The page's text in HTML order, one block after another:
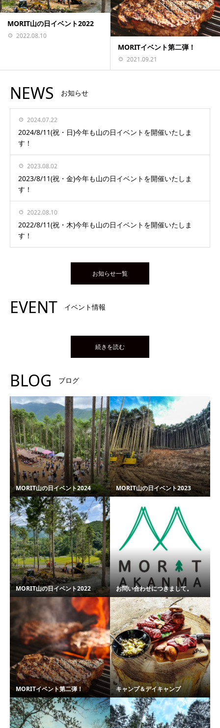
MORIT山の日イベント2022
2022.08.10
MORITイベント第二弾！
2021.09.21
NEWS お知らせ
2024.07.22
2024/8/11(祝・日)今年も山の日イベントを開催いたしま
す！
2023.08.02
2023/8/11(祝・金)今年も山の日イベントを開催いたしま
す！
2022.08.10
2022/8/11(祝・木)今年も山の日イベントを開催いたしま
す！
お知らせ一覧
EVENT イベント情報
続きを読む
BLOG ブログ
MORIT山の日イベント2024 MORIT山の日イベント2023
MORIT山の日イベント2022 お問い合わせにつきまして。
MORITイベント第二弾！ キャンプ＆デイキャンプ